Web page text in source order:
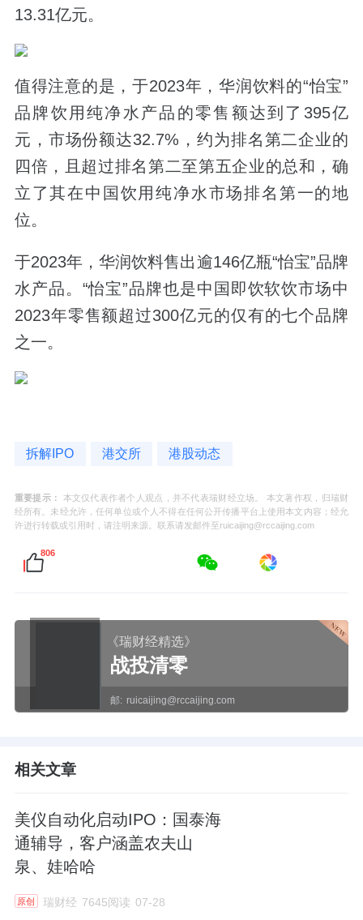
13.31亿元。
值得注意的是，于2023年，华润饮料的“怡宝”
品牌饮用纯净水产品的零售额达到了395亿
元，市场份额达32.7%，约为排名第二企业的
四倍，且超过排名第二至第五企业的总和，确
立了其在中国饮用纯净水市场排名第一的地
位。
于2023年，华润饮料售出逾146亿瓶“怡宝”品牌
水产品。“怡宝”品牌也是中国即饮软饮市场中
2023年零售额超过300亿元的仅有的七个品牌
之一。
拆解IPO 港交所 港股动态
重要提示：
本文仅代表作者个人观点，并不代表瑞财经立场。 本文著作权，归瑞财
经所有。未经允许，任何单位或个人不得在任何公开传播平台上使用本文内容；经允
许进行转载或引用时，请注明来源。联系请发邮件至ruicaijing@rccaijing.com
806
《瑞财经精选》
战投清零
邮: ruicaijing@rccaijing.com
相关文章
美仪自动化启动IPO：国泰海
通辅导，客户涵盖农夫山
泉、娃哈哈
原创 瑞财经 7645阅读 07-28